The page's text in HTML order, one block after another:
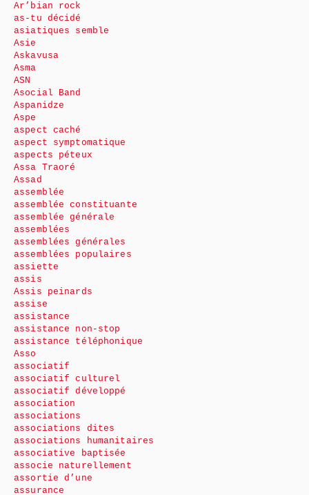
Ar’bian rock
as-tu décidé
asiatiques semble
Asie
Askavusa
Asma
ASN
Asocial Band
Aspanidze
Aspe
aspect caché
aspect symptomatique
aspects péteux
Assa Traoré
Assad
assemblée
assemblée constituante
assemblée générale
assemblées
assemblées générales
assemblées populaires
assiette
assis
Assis peinards
assise
assistance
assistance non-stop
assistance téléphonique
Asso
associatif
associatif culturel
associatif développé
association
associations
associations dites
associations humanitaires
associative baptisée
associe naturellement
assortie d’une
assurance